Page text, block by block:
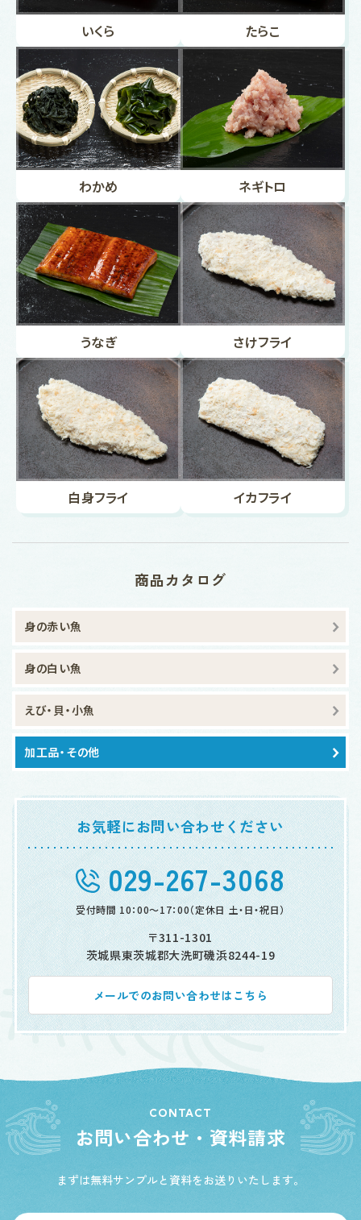
いくら たらこ
わかめ ネギトロ
うなぎ さけフライ
白身フライ イカフライ
商品カタログ
身の赤い魚
身の白い魚
えび・貝・小魚
加工品・その他
お気軽にお問い合わせください
029-267-3068
受付時間 10：00～17：00（定休日 土・日・祝日）
〒311-1301
茨城県東茨城郡大洗町磯浜8244-19
メールでのお問い合わせはこちら
CONTACT
お問い合わせ・資料請求
まずは無料サンプルと資料をお送りいたします。